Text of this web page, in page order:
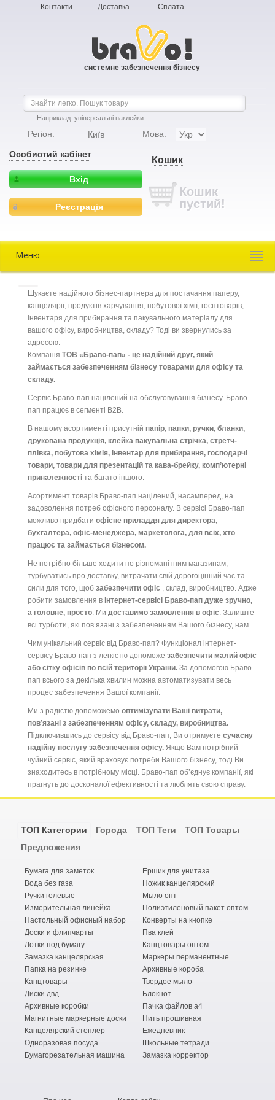
Контакти Доставка Сплата
системне забезпечення бізнесу
Наприклад: універсальні наклейки
Регіон: Київ Мова:
Особистий кабінет
Вхід
Реєстрація
Кошик
Кошик
пустий!
Меню
Шукаєте надійного бізнес-партнера для постачання паперу,
канцелярії, продуктів харчування, побутової хімії, госптоварів,
інвентаря для прибирання та пакувального матеріалу для
вашого офісу, виробництва, складу? Тоді ви звернулись за
адресою.
Компанія ТОВ «Браво-пап» - це надійний друг, який
займається забезпеченням бізнесу товарами для офісу та
складу.
Сервіс Браво-пап націлений на обслуговування бізнесу. Браво-
пап працює в сегменті B2B.
В нашому асортименті присутній папір, папки, ручки, бланки,
друкована продукція, клейка пакувальна стрічка, стретч-
плівка, побутова хімія, інвентар для прибирання, господарчі
товари, товари для презентацій та кава-брейку, комп’ютерні
приналежності та багато іншого.
Асортимент товарів Браво-пап націлений, насамперед, на
задоволення потреб офісного персоналу. В сервісі Браво-пап
можливо придбати офісне приладдя для директора,
бухгалтера, офіс-менеджера, маркетолога, для всіх, хто
працює та займається бізнесом.
Не потрібно більше ходити по різноманітним магазинам,
турбуватись про доставку, витрачати свій дорогоцінний час та
сили для того, щоб забезпечити офіс , склад, виробництво. Адже
робити замовлення в інтернет-сервісі Браво-пап дуже зручно,
а головне, просто. Ми доставимо замовлення в офіс. Залиште
всі турботи, які пов’язані з забезпеченням Вашого бізнесу, нам.
Чим унікальний сервіс від Браво-пап? Функціонал інтернет-
сервісу Браво-пап з легкістю допоможе забезпечити малий офіс
або сітку офісів по всій території України. За допомогою Браво-
пап всього за декілька хвилин можна автоматизувати весь
процес забезпечення Вашої компанії.
Ми з радістю допоможемо оптимізувати Ваші витрати,
пов’язані з забезпеченням офісу, складу, виробництва.
Підключившись до сервісу від Браво-пап, Ви отримуєте сучасну
надійну послугу забезпечення офісу. Якщо Вам потрібний
чуйний сервіс, який враховує потреби Вашого бізнесу, тоді Ви
знаходитесь в потрібному місці. Браво-пап об’єднує компанії, які
прагнуть до досконалої ефективності та люблять свою справу.
ТОП Категории Города ТОП Теги
ТОП Товары
Предложения
Бумага для заметок
Вода без газа
Ручки гелевые
Измерительная линейка
Настольный офисный набор
Доски и флипчарты
Лотки под бумагу
Замазка канцелярская
Ершик для унитаза
Ножик канцелярский
Мыло опт
Полиэтиленовый пакет оптом
Конверты на кнопке
Пва клей
Канцтовары оптом
Маркеры перманентные
Папка на резинке
Канцтовары
Диски двд
Архивные коробки
Магнитные маркерные доски
Канцелярский степлер
Одноразовая посуда
Бумагорезательная машина
Архивные короба
Твердое мыло
Блокнот
Пачка файлов а4
Нить прошивная
Ежедневник
Школьные тетради
Замазка корректор